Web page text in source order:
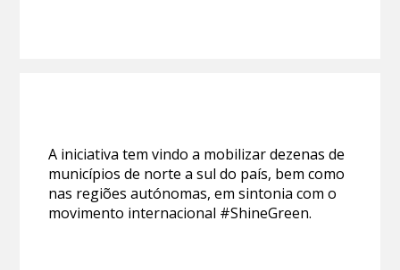
A iniciativa tem vindo a mobilizar dezenas de
municípios de norte a sul do país, bem como
nas regiões autónomas, em sintonia com o
movimento internacional #ShineGreen.